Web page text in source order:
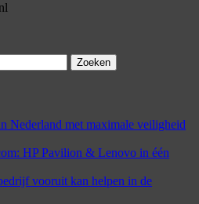
Nederland met maximale veiligheid
HP Pavilion & Lenovo in één
vooruit kan helpen in de